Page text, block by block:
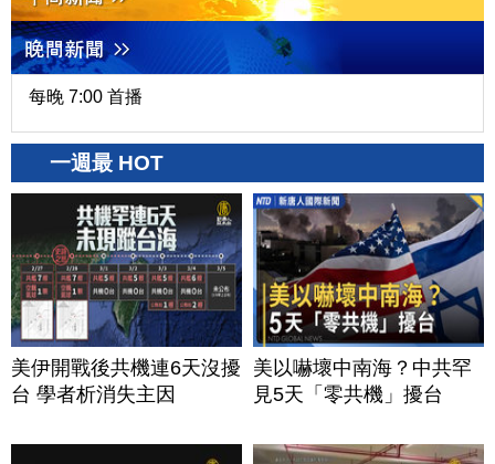
每晚 7:00 首播
一週最 HOT
美伊開戰後共機連6天沒擾
台 學者析消失主因
美以嚇壞中南海？中共罕
見5天「零共機」擾台